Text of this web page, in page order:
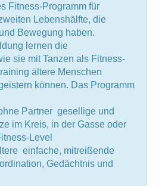
Fitness-Programm für
Lebenshälfte, die
Bewegung haben.
lernen die
sie mit Tanzen als Fitness-
ältere Menschen
können. Das Programm
Partner  gesellige und
im Kreis, in der Gasse oder
Level
 einfache, mitreißende
Gedächtnis und